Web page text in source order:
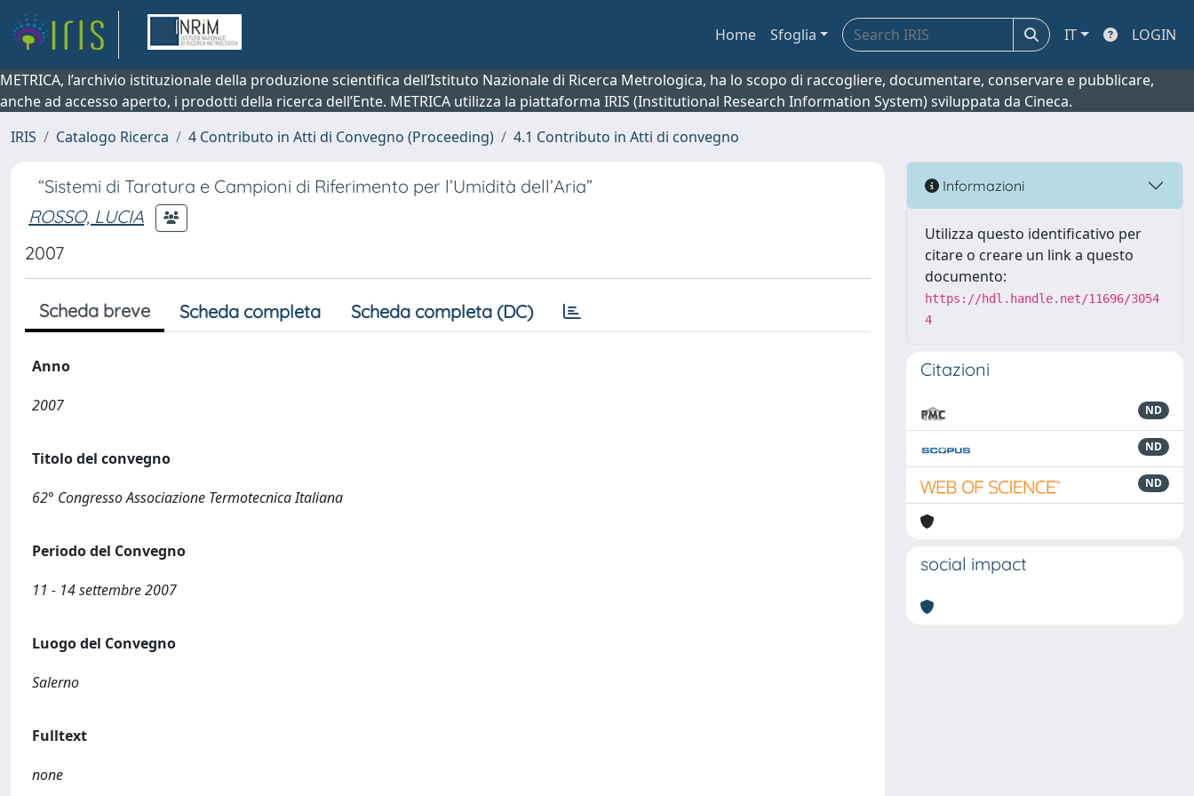
Home Sfoglia IT LOGIN
METRICA, l’archivio istituzionale della produzione scientifica dell’Istituto Nazionale di Ricerca Metrologica, ha lo scopo di raccogliere, documentare, conservare e pubblicare,
anche ad accesso aperto, i prodotti della ricerca dell’Ente. METRICA utilizza la piattaforma IRIS (Institutional Research Information System) sviluppata da Cineca.
IRIS
Catalogo Ricerca 4 Contributo in Atti di Convegno (Proceeding) 4.1 Contributo in Atti di convegno
“Sistemi di Taratura e Campioni di Riferimento per l’Umidità dell’Aria”
ROSSO, LUCIA
2007
Scheda breve Scheda completa Scheda completa (DC)
Anno
2007
Titolo del convegno
62° Congresso Associazione Termotecnica Italiana
Periodo del Convegno
11 - 14 settembre 2007
Luogo del Convegno
Salerno
Fulltext
none
Informazioni
Utilizza questo identificativo per
citare o creare un link a questo
documento:
https://hdl.handle.net/11696/3054
4
Citazioni
ND
ND
ND
social impact